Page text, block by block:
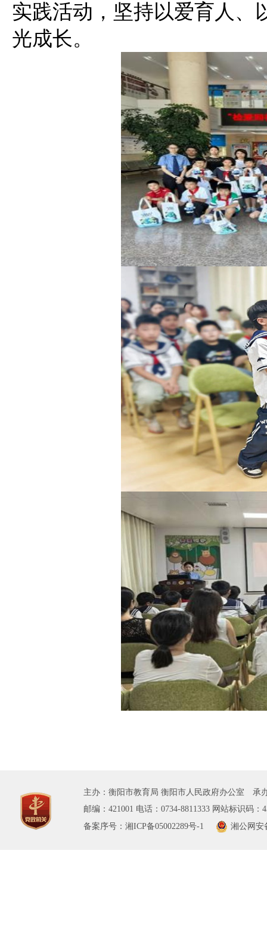
实践活动，坚持以爱育人、
光成长。
主办：衡阳市教育局 衡阳市人民政府办公室 承
邮编：421001 电话：0734-8811333 网站标识码：
备案序号：湘ICP备05002289号-1
湘公网安